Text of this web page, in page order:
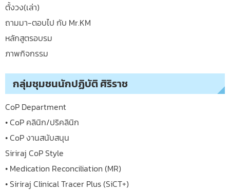
ตั้งวง(เล่า)
ถามมา-ตอบไป กับ Mr.KM
หลักสูตรอบรม
ภาพกิจกรรม
กลุ่มชุมชนนักปฏิบัติ ศิริราช
CoP Department
• CoP คลินิก/ปริคลินิก
• CoP งานสนับสนุน
Siriraj CoP Style
• Medication Reconciliation (MR)
• Siriraj Clinical Tracer Plus (SiCT+)